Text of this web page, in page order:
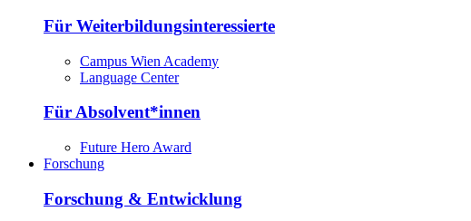
Für Weiterbildungsinteressierte
Campus Wien Academy
Language Center
Für Absolvent*innen
Future Hero Award
Forschung
Forschung & Entwicklung